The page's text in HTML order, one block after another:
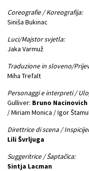
Coreografie / Koreografija:
Siniša Bukinac
Luci/Majstor svjetla:
Jaka Varmuž
Traduzione in sloveno/
Miha Trefalt
Personaggi e interpreti /
Gulliver: Bruno Nacinovich
/ Miriam Monica / Igor
Direttrice di scena /
Lili Švrljuga
Suggeritrice / Šaptačica:
Sintja Lacman